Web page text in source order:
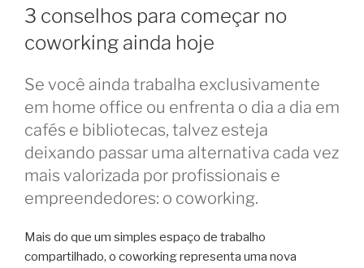
EM
3 conselhos para começar no
coworking ainda hoje
Se você ainda trabalha exclusivamente
em home office ou enfrenta o dia a dia em
cafés e bibliotecas, talvez esteja
deixando passar uma alternativa cada vez
mais valorizada por profissionais e
empreendedores: o coworking.
Mais do que um simples espaço de trabalho
compartilhado, o coworking representa uma nova